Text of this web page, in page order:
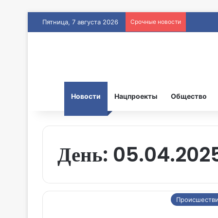
Пятница, 7 августа 2026 Срочные новости
Новости Нацпроекты Общество
День: